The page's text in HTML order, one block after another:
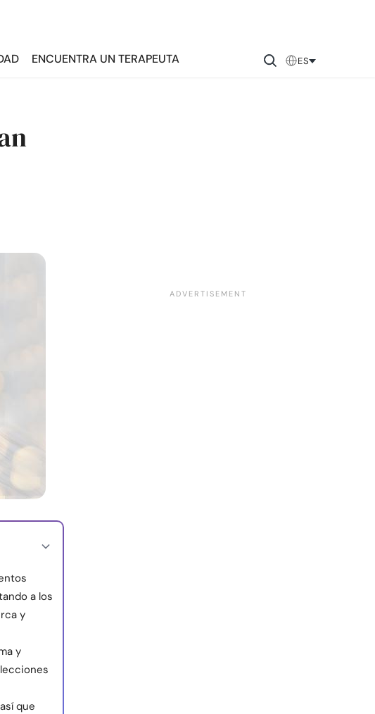
ENCUENTRA UN TERAPEUTA ES
a los
y
y
que